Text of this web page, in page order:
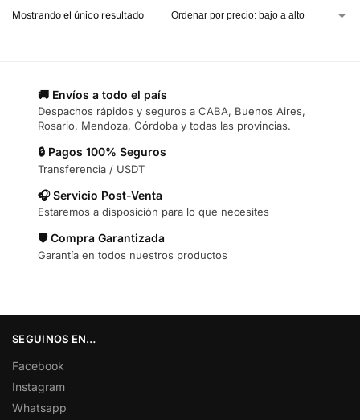
Mostrando el único resultado
🚚 Envíos a todo el país
Despachos rápidos y seguros a CABA, Buenos Aires,
Rosario, Mendoza, Córdoba y todas las provincias.
🔒 Pagos 100% Seguros
Transferencia / USDT
🎧 Servicio Post-Venta
Estaremos a disposición para lo que necesites
🛡️ Compra Garantizada
Garantía en todos nuestros productos
SEGUINOS EN…
Facebook
Instagram
Whatsapp